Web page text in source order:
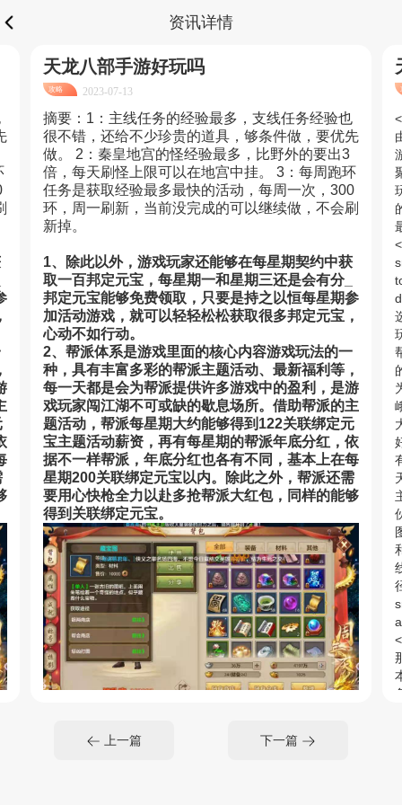
资讯详情
天龙八部手游好玩吗
攻略 2023-07-13
摘要：1：主线任务的经验最多，支线任务经验也
很不错，还给不少珍贵的道具，够条件做，要优先
做。 2：秦皇地宫的怪经验最多，比野外的要出3
倍，每天刷怪上限可以在地宫中挂。 3：每周跑环
任务是获取经验最多最快的活动，每周一次，300
环，周一刷新，当前没完成的可以继续做，不会刷
新掉。
1、除此以外，游戏玩家还能够在每星期契约中获
取一百邦定元宝，每星期一和星期三还是会有分_
邦定元宝能够免费领取，只要是持之以恒每星期参
加活动游戏，就可以轻轻松松获取很多邦定元宝，
心动不如行动。
2、帮派体系是游戏里面的核心内容游戏玩法的一
种，具有丰富多彩的帮派主题活动、最新福利等，
每一天都是会为帮派提供许多游戏中的盈利，是游
戏玩家闯江湖不可或缺的歇息场所。借助帮派的主
题活动，帮派每星期大约能够得到122关联绑定元
宝主题活动薪资，再有每星期的帮派年底分红，依
据不一样帮派，年底分红也各有不同，基本上在每
星期200关联绑定元宝以内。除此之外，帮派还需
要用心快枪全力以赴多抢帮派大红包，同样的能够
得到关联绑定元宝。
还能够借助官方网站公众平台的每星期每日签到、
每个月每日签到得到关联绑定元宝，最新福利。除
上一篇 下一篇